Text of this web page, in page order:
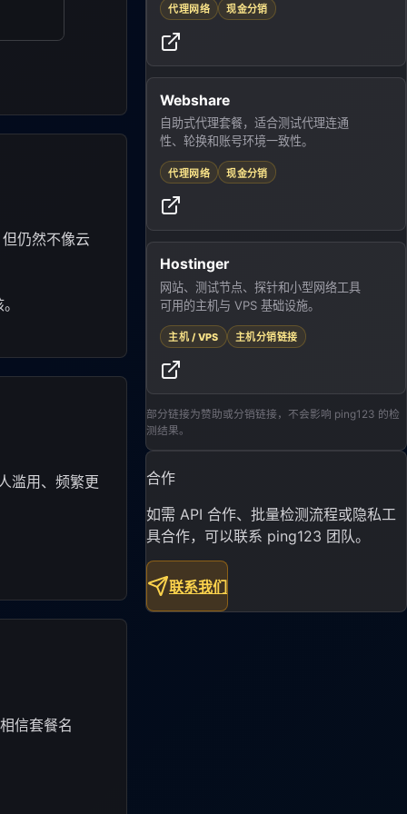
仍然不像云
滥用、频繁更
信套餐名
代理网络 现金分销
Webshare
自助式代理套餐，适合测试代理连通
性、轮换和账号环境一致性。
代理网络 现金分销
Hostinger
网站、测试节点、探针和小型网络工具
可用的主机与 VPS 基础设施。
主机 / VPS 主机分销链接
部分链接为赞助或分销链接，不会影响 ping123 的检
测结果。
合作
如需 API 合作、批量检测流程或隐私工
具合作，可以联系 ping123 团队。
联系我们